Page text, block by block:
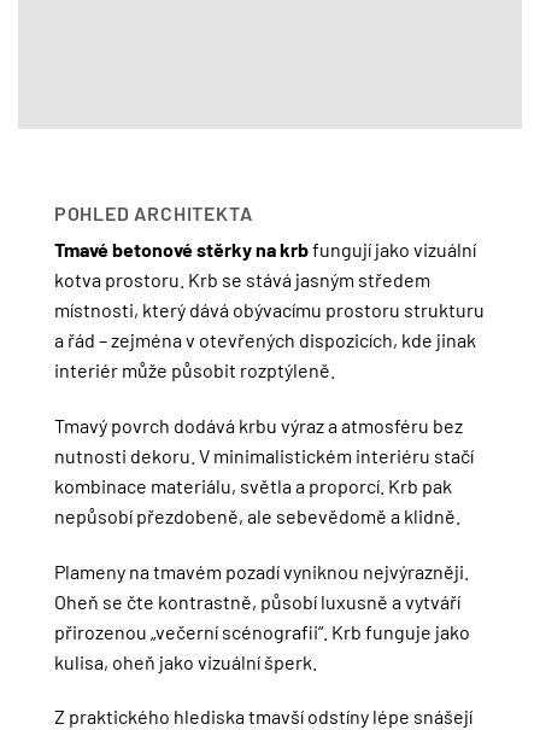
POHLED ARCHITEKTA
Tmavé betonové stěrky na krbfungují jako vizuální
kotva prostoru. Krb se stává jasným středem
místnosti, který dává obývacímu prostoru strukturu
a řád – zejména v otevřených dispozicích, kde jinak
interiér může působit rozptýleně.
Tmavý povrch dodává krbu výraz a atmosféru bez
nutnosti dekoru. V minimalistickém interiéru stačí
kombinace materiálu, světla a proporcí. Krb pak
nepůsobí přezdobeně, ale sebevědomě a klidně.
Plameny na tmavém pozadí vyniknou nejvýrazněji.
Oheň se čte kontrastně, působí luxusně a vytváří
přirozenou „večerní scénografii“. Krb funguje jako
kulisa, oheň jako vizuální šperk.
Z praktického hlediska tmavší odstíny lépe snášejí